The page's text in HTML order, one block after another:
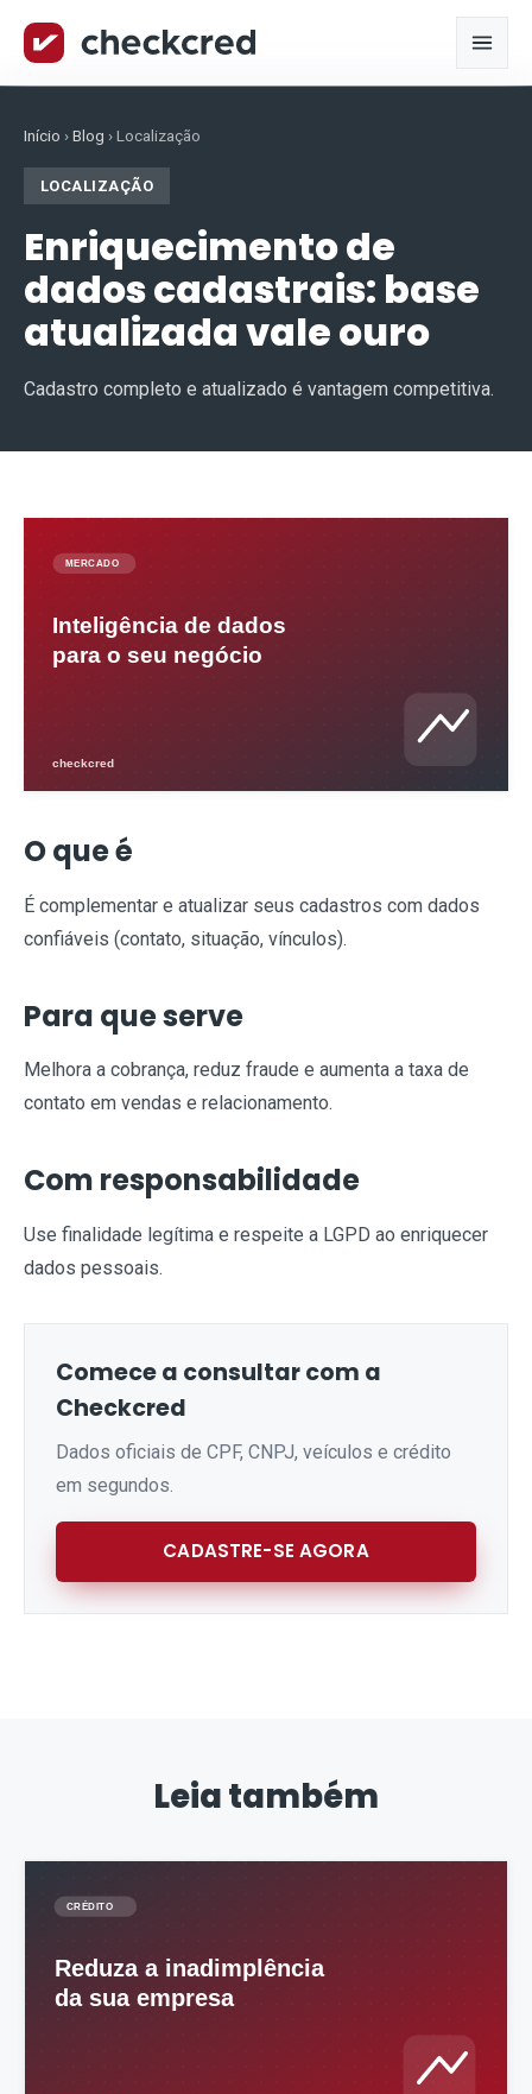
Início ›Blog ›Localização
LOCALIZAÇÃO
Enriquecimento de
dados cadastrais: base
atualizada vale ouro
Cadastro completo e atualizado é vantagem competitiva.
O que é
É complementar e atualizar seus cadastros com dados
confiáveis (contato, situação, vínculos).
Para que serve
Melhora a cobrança, reduz fraude e aumenta a taxa de
contato em vendas e relacionamento.
Com responsabilidade
Use finalidade legítima e respeite a LGPD ao enriquecer
dados pessoais.
Comece a consultar com a
Checkcred
Dados oficiais de CPF, CNPJ, veículos e crédito
em segundos.
CADASTRE-SE AGORA
Leia também